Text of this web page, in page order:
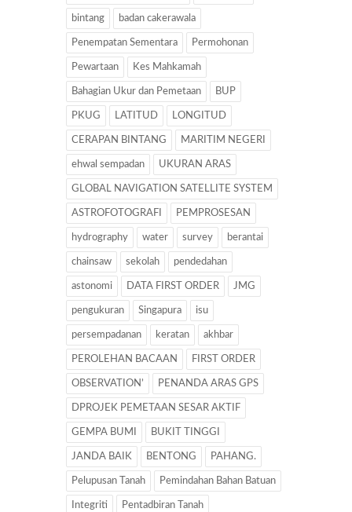
bintang badan cakerawala
Penempatan Sementara Permohonan
Pewartaan Kes Mahkamah
Bahagian Ukur dan Pemetaan BUP
PKUG LATITUD LONGITUD
CERAPAN BINTANG MARITIM NEGERI
ehwal sempadan UKURAN ARAS
GLOBAL NAVIGATION SATELLITE SYSTEM
ASTROFOTOGRAFI PEMPROSESAN
hydrography water survey berantai
chainsaw sekolah pendedahan
astonomi DATA FIRST ORDER JMG
pengukuran Singapura isu
persempadanan keratan akhbar
PEROLEHAN BACAAN FIRST ORDER
OBSERVATION’ PENANDA ARAS GPS
DPROJEK PEMETAAN SESAR AKTIF
GEMPA BUMI BUKIT TINGGI
JANDA BAIK BENTONG PAHANG.
Pelupusan Tanah Pemindahan Bahan Batuan
Integriti Pentadbiran Tanah